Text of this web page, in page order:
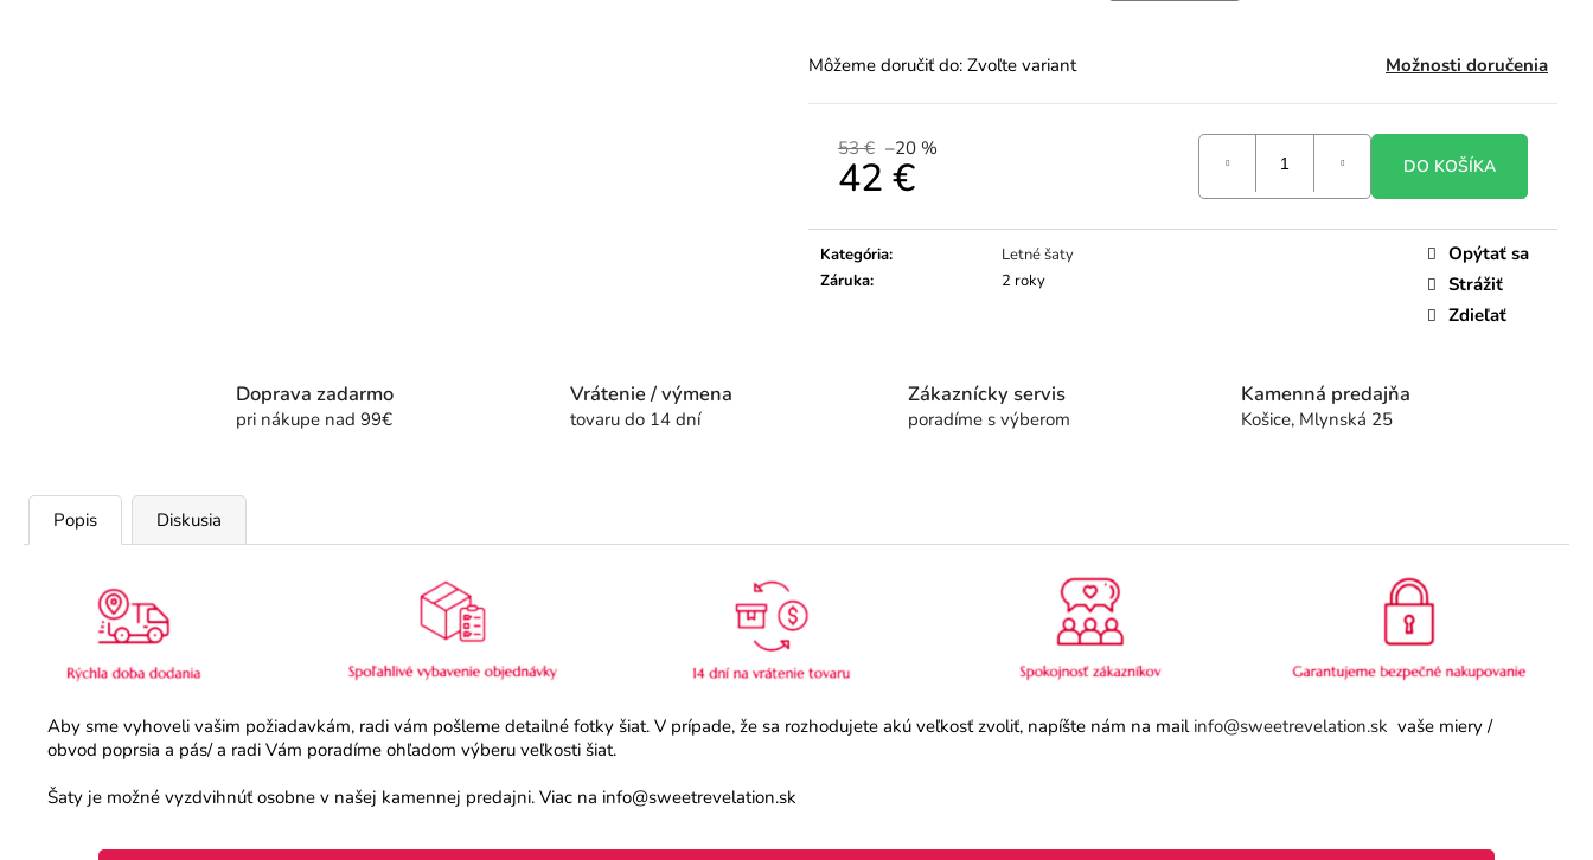
Môžeme doručiť do: Zvoľte variant Možnosti doručenia
53 € –20 %
42 €
cena:
DO KOŠÍKA
Kategória:
Letné šaty
Záruka: 2 roky
Opýtať sa
Strážiť
Zdieľať
Doprava zadarmo
pri nákupe nad 99€
Vrátenie / výmena
tovaru do 14 dní
Zákaznícky servis
poradíme s výberom
Kamenná predajňa
Košice, Mlynská 25
Popis Diskusia
Aby sme vyhoveli vašim požiadavkám, radi vám pošleme detailné fotky šiat. V prípade, že sa rozhodujete akú veľkosť zvoliť, napíšte nám na mail info@sweetrevelation.sk vaše miery /
obvod poprsia a pás/ a radi Vám poradíme ohľadom výberu veľkosti šiat.
Šaty je možné vyzdvihnúť osobne v našej kamennej predajni. Viac na info@sweetrevelation.sk